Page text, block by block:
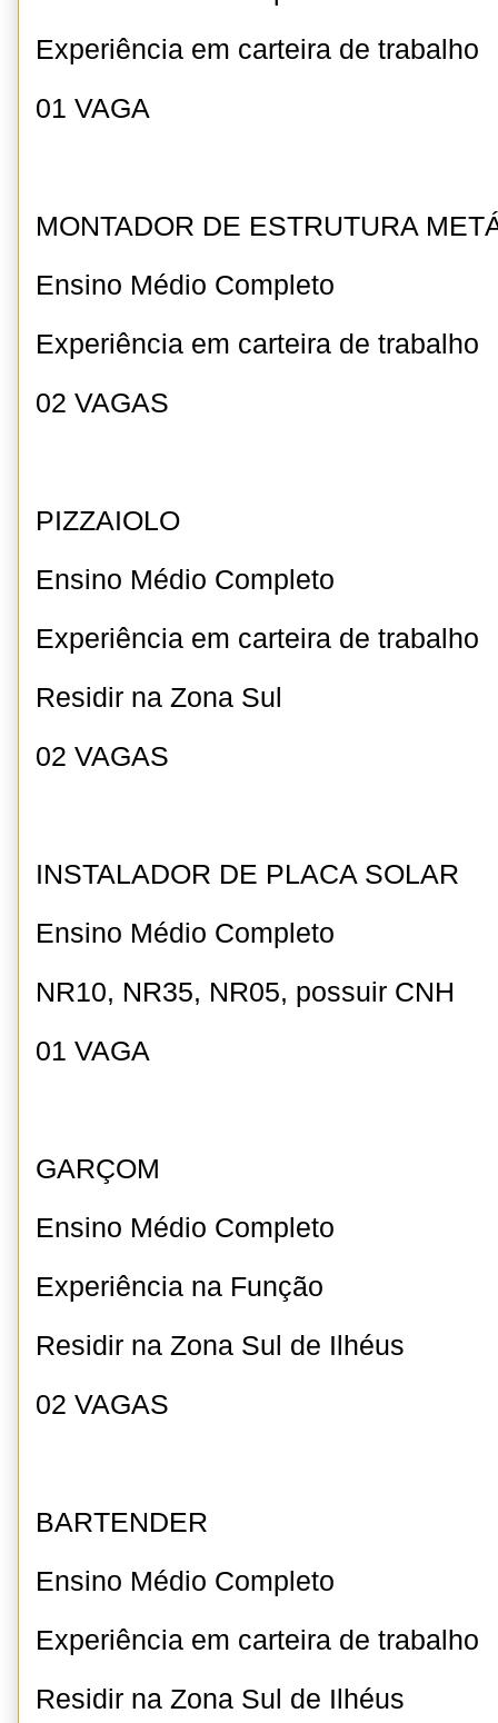
Experiência em carteira de trabalho
01 VAGA
MONTADOR DE ESTRUTURA
Ensino Médio Completo
Experiência em carteira de trabalho
02 VAGAS
PIZZAIOLO
Ensino Médio Completo
Experiência em carteira de trabalho
Residir na Zona Sul
02 VAGAS
INSTALADOR DE PLACA SOLAR
Ensino Médio Completo
NR10, NR35, NR05, possuir CNH
01 VAGA
GARÇOM
Ensino Médio Completo
Experiência na Função
Residir na Zona Sul de Ilhéus
02 VAGAS
BARTENDER
Ensino Médio Completo
Experiência em carteira de trabalho
Residir na Zona Sul de Ilhéus